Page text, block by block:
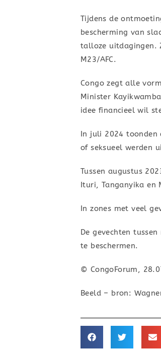
Tijdens de
bescherming van
talloze uitdagingen.
M23/AFC.
Congo zegt alle
Minister
idee financieel wil
In juli 2024 toonden
of seksueel werden
Tussen augustus
Ituri, Tanganyika en
In zones met veel
De gevechten
te beschermen.
© CongoForum,
Beeld – bron: